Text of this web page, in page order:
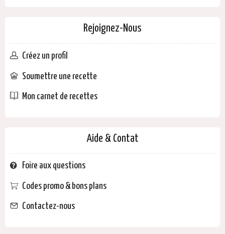
Rejoignez-Nous
Créez un profil
Soumettre une recette
Mon carnet de recettes
Aide & Contat
Foire aux questions
Codes promo & bons plans
Contactez-nous